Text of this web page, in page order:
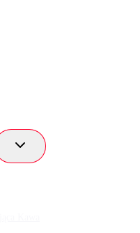
Przełącz
podrzędne